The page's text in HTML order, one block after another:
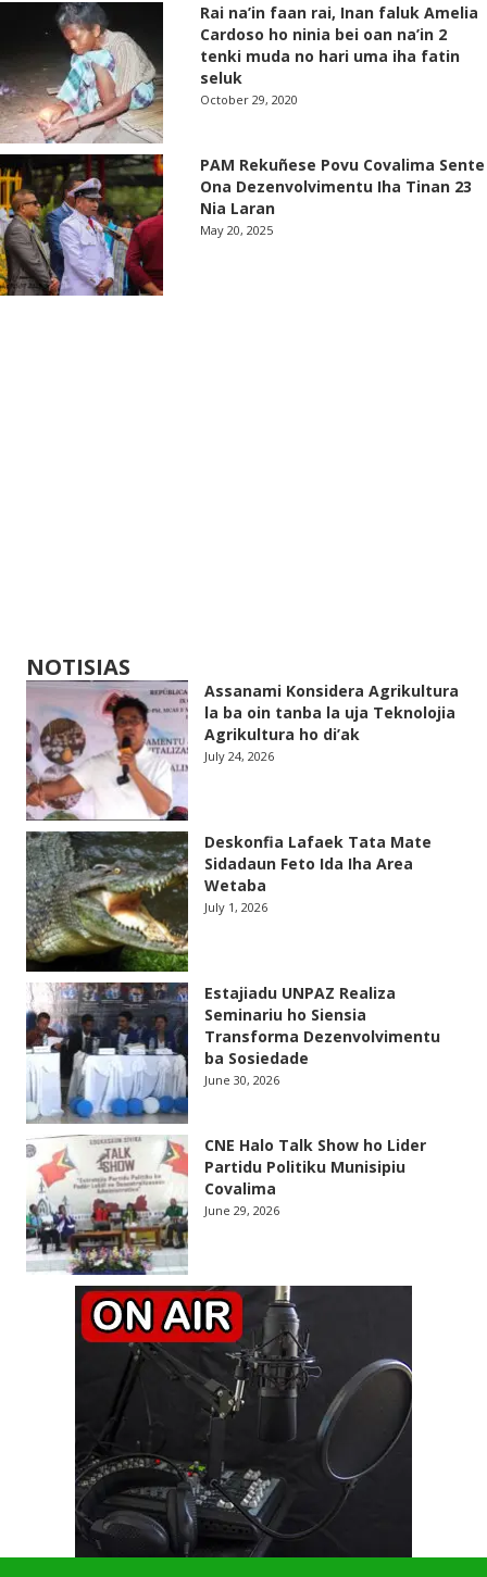
Rai na’in faan rai, Inan faluk Amelia
Cardoso ho ninia bei oan na’in 2
tenki muda no hari uma iha fatin
seluk
October 29, 2020
PAM Rekuñese Povu Covalima Sente
Ona Dezenvolvimentu Iha Tinan 23
Nia Laran
May 20, 2025
NOTISIAS
Assanami Konsidera Agrikultura
la ba oin tanba la uja Teknolojia
Agrikultura ho di’ak
July 24, 2026
Deskonfia Lafaek Tata Mate
Sidadaun Feto Ida Iha Area
Wetaba
July 1, 2026
Estajiadu UNPAZ Realiza
Seminariu ho Siensia
Transforma Dezenvolvimentu
ba Sosiedade
June 30, 2026
CNE Halo Talk Show ho Lider
Partidu Politiku Munisipiu
Covalima
June 29, 2026